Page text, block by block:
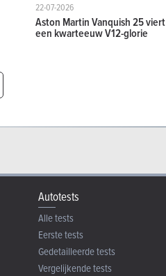
22-07-2026
Aston Martin Vanquish 25 viert
een kwarteeuw V12-glorie
Autotests
Alle tests
Eerste tests
Gedetailleerde tests
Vergelijkende tests